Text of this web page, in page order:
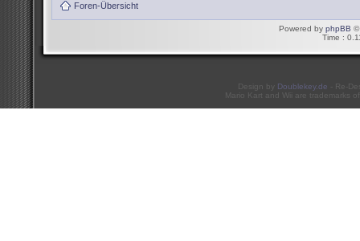
Foren-Übersicht
Powered by phpBB ©
Time :
Design by Doublekey.de - Re-
Mario Kart and Wii are trademarks